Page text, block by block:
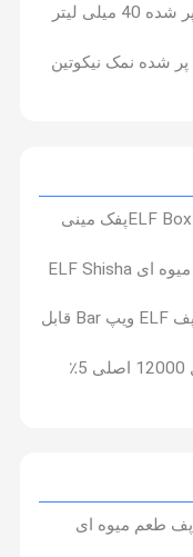
40000 پف بانگ کپسول یکبار مصرفی پر شده 40 میلی لیتر
دو سوئیچ بنگ 30K پرو دو 2 در 1 36ml پر شده نمک نیکوتین
یکبار مصرف ELF Box Shisha Crystal Bar 600پفک مینی
LS15000 15k ELF Box Shisha طعم میوه ای ELF Shisha
ELF RGB14000 میوه ای سیگار 14K پف ELF ویپ Bar قابل
25 میلی لیتر الکویید ELF BOX دیجیتال 12000 اصلی 5٪
I15 PRO 2025 Elfworld ویپ 12000 پف طعم میوه ای